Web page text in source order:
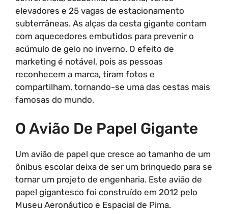
elevadores e 25 vagas de estacionamento
subterrâneas. As alças da cesta gigante contam
com aquecedores embutidos para prevenir o
acúmulo de gelo no inverno. O efeito de
marketing é notável, pois as pessoas
reconhecem a marca, tiram fotos e
compartilham, tornando-se uma das cestas mais
famosas do mundo.
O Avião De Papel Gigante
Um avião de papel que cresce ao tamanho de um
ônibus escolar deixa de ser um brinquedo para se
tornar um projeto de engenharia. Este avião de
papel gigantesco foi construído em 2012 pelo
Museu Aeronáutico e Espacial de Pima.